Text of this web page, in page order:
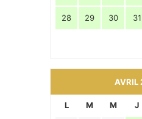
28 29 30 31
AVRIL
L M M J